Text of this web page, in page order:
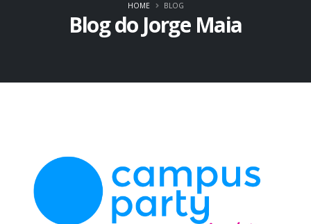
Blog do Jorge Maia
HOME BLOG